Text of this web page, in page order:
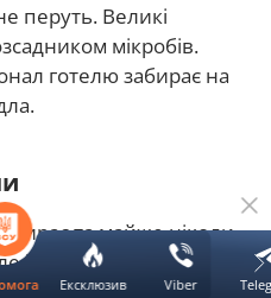
перуть. Великі
мікробів.
готелю забирає на
та майже ніколи
та пульти від
накопичується
Ексклюзив Viber